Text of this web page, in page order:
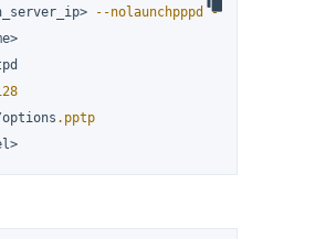
--nolaunchpppd --nobuffer
.pptp